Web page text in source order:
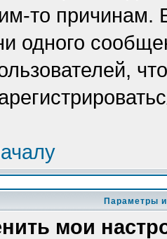
то
одного
Параметры
мои